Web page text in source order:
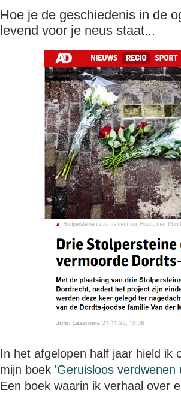
Hoe je de geschiedenis in de
levend voor je neus staat...
In het afgelopen half jaar hield ik
mijn boek 'Geruisloos verdwenen
Een boek waarin ik verhaal over